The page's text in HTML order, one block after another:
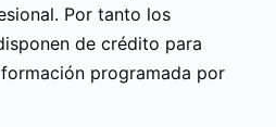
Por tanto los
de crédito para
programada por